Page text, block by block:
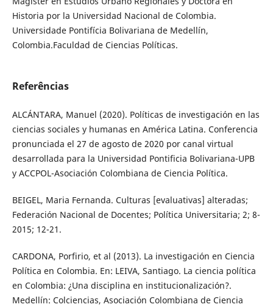
Historia por la Universidad Nacional de Colombia.
Universidade Pontifícia Bolivariana de Medellín,
Colombia.Faculdad de Ciencias Políticas.
Referências
ALCÁNTARA, Manuel (2020). Políticas de investigación en las
ciencias sociales y humanas en América Latina. Conferencia
pronunciada el 27 de agosto de 2020 por canal virtual
desarrollada para la Universidad Pontificia Bolivariana-UPB
y ACCPOL-Asociación Colombiana de Ciencia Política.
BEIGEL, Maria Fernanda. Culturas [evaluativas] alteradas;
Federación Nacional de Docentes; Política Universitaria; 2; 8-
2015; 12-21.
CARDONA, Porfirio, et al (2013). La investigación en Ciencia
Política en Colombia. En: LEIVA, Santiago. La ciencia política
en Colombia: ¿Una disciplina en institucionalización?.
Medellín: Colciencias, Asociación Colombiana de Ciencia